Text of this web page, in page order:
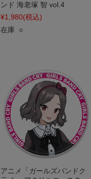
ンド 海老塚 智 vol.4
¥1,980(税込)
在庫 ○
アニメ「ガールズバンドク